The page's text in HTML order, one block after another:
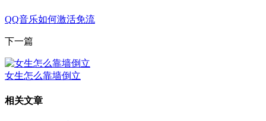
QQ音乐如何激活免流
下一篇
女生怎么靠墙倒立
相关文章